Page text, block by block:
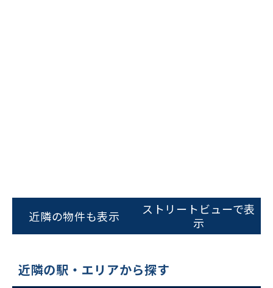
近隣の物件も表示
ストリートビューで表
示
近隣の駅・エリアから探す